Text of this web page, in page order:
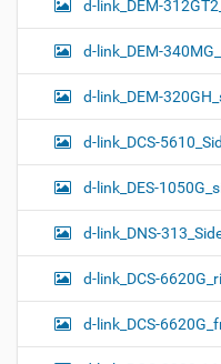
d-link_DEM-
d-link_DEM-
d-link_DEM-
d-link_DCS-
d-link_DES-
d-link_DNS-
d-link_DCS-
d-link_DCS-